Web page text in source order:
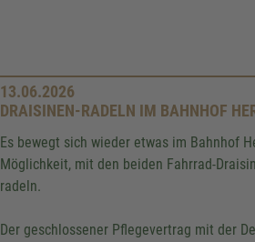
13.06.2026
DRAISINEN-RADELN IM BAHNHOF
Es bewegt sich wieder etwas im Bahnhof
Möglichkeit, mit den beiden Fahrrad-
radeln.
Der geschlossener Pflegevertrag mit der